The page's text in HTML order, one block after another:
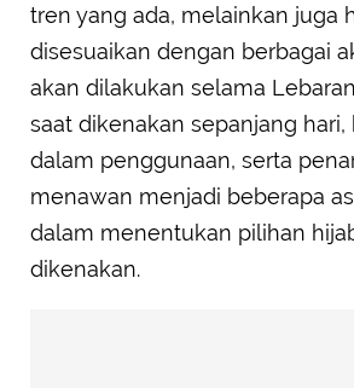
tren yang ada, melainkan juga
disesuaikan dengan berbagai
akan dilakukan selama
saat dikenakan sepanjang
dalam penggunaan, serta
menawan menjadi beberapa
dalam menentukan pilihan
dikenakan.